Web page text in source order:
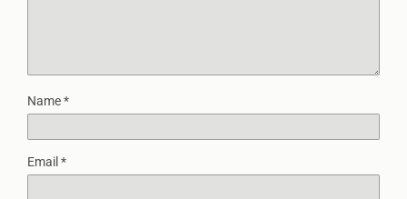
Name*
Email *